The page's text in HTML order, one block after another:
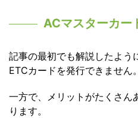
ACマスターカー
記事の最初でも解説したよう
ETCカードを発行できません。
一方で、メリットがたくさん
ります。